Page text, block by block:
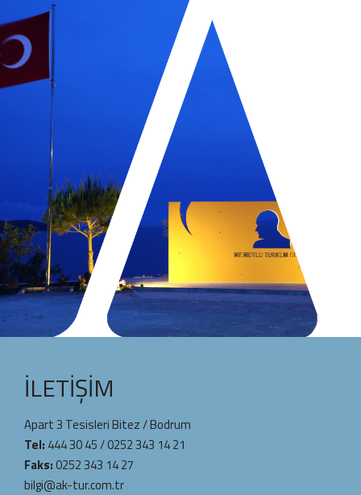
İLETIŞIM
Apart 3 Tesisleri Bitez / Bodrum
Tel: 444 30 45/0252 343 14 21
Faks:0252 343 14 27
bilgi@ak-tur.com.tr